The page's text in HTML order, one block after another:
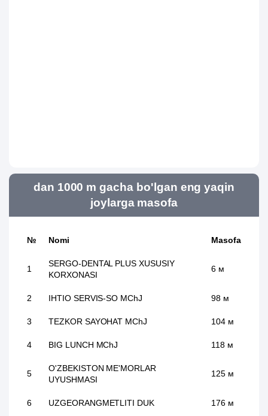
dan 1000 m gacha bo'lgan eng yaqin
joylarga masofa
№ Nomi Masofa
1
SERGO-DENTAL PLUS XUSUSIY
KORXONASI
6 м
2 IHTIO SERVIS-SO MChJ 98 м
3 TEZKOR SAYOHAT MChJ 104 м
4 BIG LUNCH MChJ 118 м
5
O'ZBEKISTON ME'MORLAR
UYUSHMASI
125 м
6 UZGEORANGMETLITI DUK 176 м